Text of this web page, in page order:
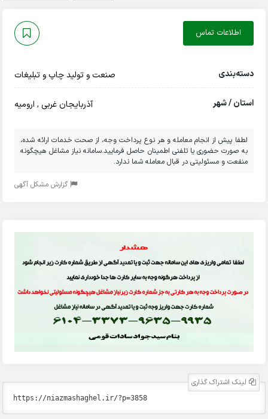
اطلاعات تماس
دسته‌بندی صنعت و تولید چاپ و تبلیغات
استان / شهر آذربایجان غربی , ارومیه
لطفا پیش از انجام معامله و هر نوع پرداخت وجه، از صحت خدمات ارائه شده،
به صورت حضوری یا تلفنی اطمینان حاصل فرمایید.سامانه نیاز مشاغل هیچگونه
منفعت و مسئولیتی در قبال معامله شما ندارد.
گزارش مشکل آگهی
لینک اشتراک گذاری